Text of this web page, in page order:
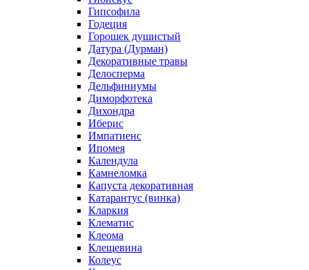
Гипсофила
Годеция
Горошек душистый
Датура (Дурман)
Декоративные травы
Делосперма
Дельфиниумы
Диморфотека
Дихондра
Иберис
Импатиенс
Ипомея
Календула
Камнеломка
Капуста декоративная
Катарантус (винка)
Кларкия
Клематис
Клеома
Клещевина
Колеус